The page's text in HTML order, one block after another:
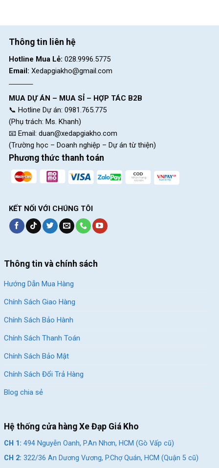
Thông tin liên hệ
Hotline Mua Lẻ: 028.9996.5775
Email: Xedapgiakho@gmail.com
MUA DỰ ÁN – MUA SỈ – HỢP TÁC B2B
📞 Hotline Dự án: 0981.765.775
(Phụ trách: Ms. Khanh)
📧 Email: duan@xedapgiakho.com
(Trường học – Doanh nghiệp – Dự án từ thiện)
Phương thức thanh toán
KẾT NỐI VỚI CHÚNG TÔI
Thông tin và chính sách
Hướng Dẫn Mua Hàng
Chính Sách Giao Hàng
Chính Sách Bảo Hành
Chính Sách Thanh Toán
Chính Sách Bảo Mật
Chính Sách Đổi Trả Hàng
Blog chia sẻ
Hệ thống cửa hàng Xe Đạp Giá Kho
CH 1: 494 Nguyễn Oanh, P.An Nhơn, HCM (Gò Vấp cũ)
CH 2: 322/36 An Dương Vương, P.Chợ Quán, HCM (Quận 5 cũ)